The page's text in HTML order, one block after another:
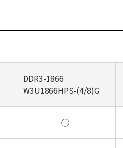
DDR3-1866
W3U1866HPS-(4/8)G
◯